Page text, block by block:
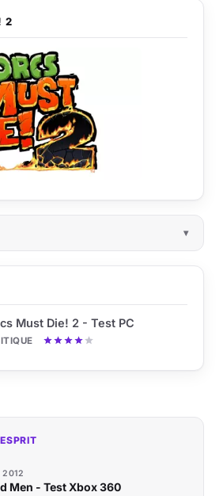
Must Die! 2 - Test PC
2
2012
Men - Test Xbox 360